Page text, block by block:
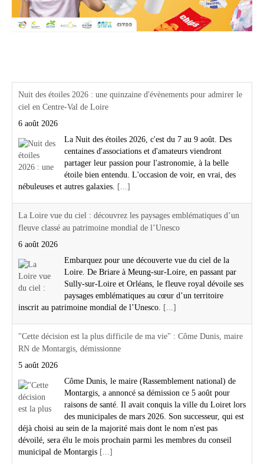
Nuit des étoiles 2026 : une quinzaine d'évènements pour admirer le
ciel en Centre-Val de Loire
6 août 2026
La Nuit des étoiles 2026, c'est du 7 au 9 août. Des
centaines d'associations et d'amateurs viendront
partager leur passion pour l'astronomie, à la belle
étoile bien entendu. L'occasion de voir, en vrai, des
nébuleuses et autres galaxies. [...]
La Loire vue du ciel : découvrez les paysages emblématiques d’un
fleuve classé au patrimoine mondial de l’Unesco
6 août 2026
Embarquez pour une découverte vue du ciel de la
Loire. De Briare à Meung-sur-Loire, en passant par
Sully-sur-Loire et Orléans, le fleuve royal dévoile ses
paysages emblématiques au cœur d’un territoire
inscrit au patrimoine mondial de l’Unesco. [...]
"Cette décision est la plus difficile de ma vie" : Côme Dunis, maire
RN de Montargis, démissionne
5 août 2026
Côme Dunis, le maire (Rassemblement national) de
Montargis, a annoncé sa démission ce 5 août pour
raisons de santé. Il avait conquis la ville du Loiret lors
des municipales de mars 2026. Son successeur, qui est
déjà choisi au sein de la majorité mais dont le nom n'est pas
dévoilé, sera élu le mois prochain parmi les membres du conseil
municipal de Montargis [...]